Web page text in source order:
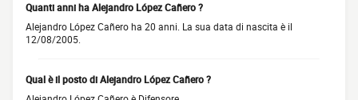
Quanti anni ha Alejandro López Cañero ?
Alejandro López Cañero ha 20 anni. La sua data di nascita è il
12/08/2005.
Qual è il posto di Alejandro López Cañero ?